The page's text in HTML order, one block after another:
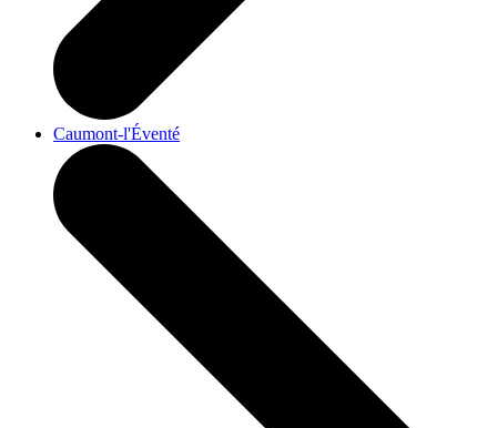
Caumont-l'Éventé